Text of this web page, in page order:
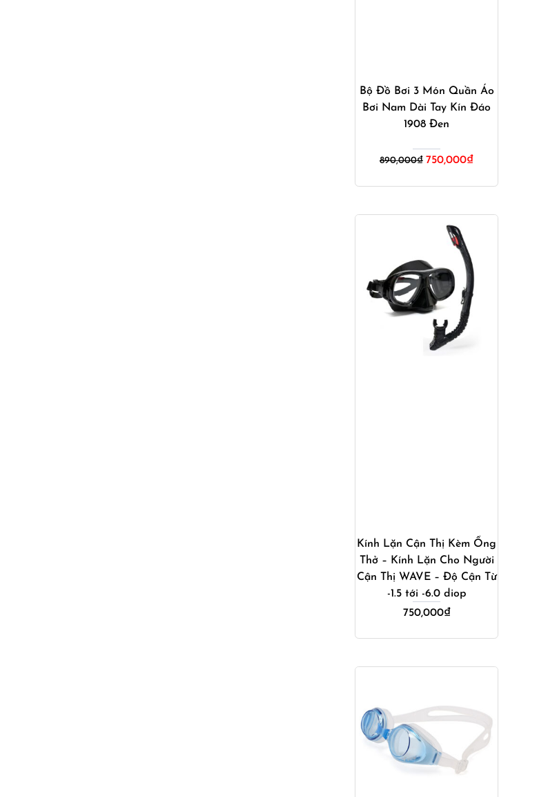
Bộ Đồ Bơi 3 Món Quần Áo
Bơi Nam Dài Tay Kín Đáo
1908 Đen
890,000₫ 750,000₫
Kính Lặn Cận Thị Kèm Ống
Thở – Kính Lặn Cho Người
Cận Thị WAVE – Độ Cận Từ
-1.5 tới -6.0 diop
750,000₫